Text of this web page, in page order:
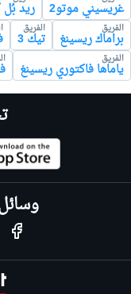
غريسيني موتو2 ريد بُل
الفريق
براماك ريسينغ
الفريق
تيك 3
الفريق
ياماها فاكتوري ريسينغ